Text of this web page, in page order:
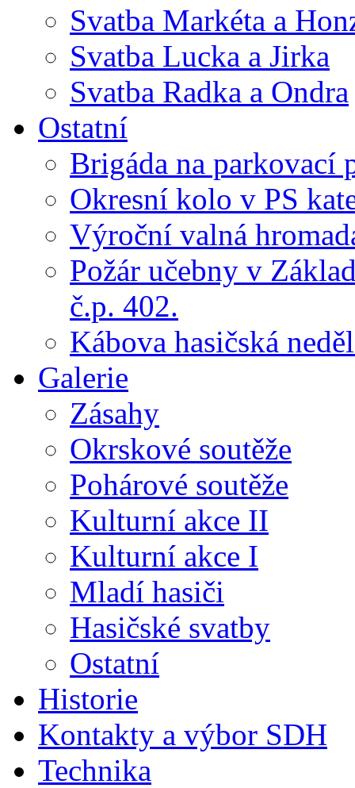
Svatba Markéta a
Svatba Lucka a Jirka
Svatba Radka a Ondra
Ostatní
Brigáda na parkovací
Okresní kolo v PS
Výroční valná
Požár učebny v
č.p. 402.
Kábova hasičská
Galerie
Zásahy
Okrskové soutěže
Pohárové soutěže
Kulturní akce II
Kulturní akce I
Mladí hasiči
Hasičské svatby
Ostatní
Historie
Kontakty a výbor SDH
Technika